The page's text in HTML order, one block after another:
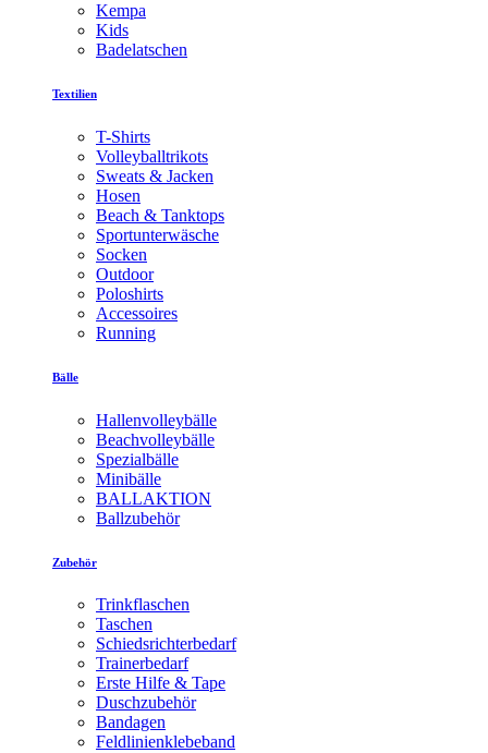
Kempa
Kids
Badelatschen
Textilien
T-Shirts
Volleyballtrikots
Sweats & Jacken
Hosen
Beach & Tanktops
Sportunterwäsche
Socken
Outdoor
Poloshirts
Accessoires
Running
Bälle
Hallenvolleybälle
Beachvolleybälle
Spezialbälle
Minibälle
BALLAKTION
Ballzubehör
Zubehör
Trinkflaschen
Taschen
Schiedsrichterbedarf
Trainerbedarf
Erste Hilfe & Tape
Duschzubehör
Bandagen
Feldlinienklebeband